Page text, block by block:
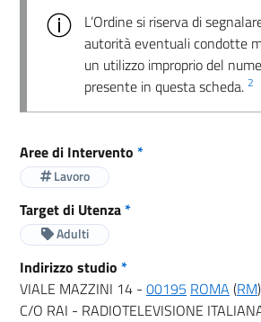
L’Ordine si riserva di
autorità eventuali condotte
un utilizzo improprio del
presente in questa scheda. 2
Aree di Intervento *
Lavoro
Target di Utenza*
Adulti
Indirizzo studio *
VIALE MAZZINI 14 - 00195 ROMA (RM)
C/O RAI - RADIOTELEVISIONE